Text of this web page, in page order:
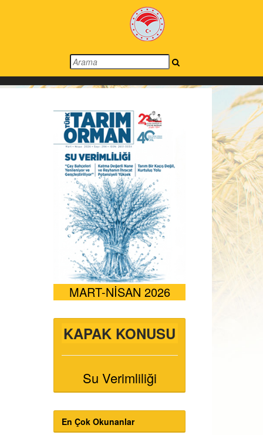
MART-NİSAN 2026
KAPAK KONUSU
Su Verimliliği
En Çok Okunanlar